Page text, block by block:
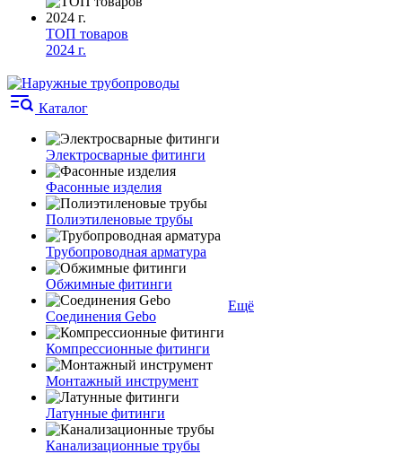
ТОП товаров
2024 г.
Каталог
Электросварные фитинги
Фасонные изделия
Полиэтиленовые трубы
Трубопроводная арматура
Обжимные фитинги
Соединения Gebo
Компрессионные фитинги
Монтажный инструмент
Латунные фитинги
Канализационные трубы
Ещё